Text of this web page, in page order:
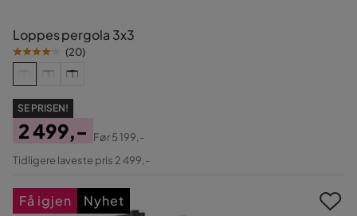
Loppes pergola 3x3
(20)
SE PRISEN!
Pris
2 499,-
Original
Før5 199,-
Tidligere laveste pris 2 499,-
Få igjen Nyhet